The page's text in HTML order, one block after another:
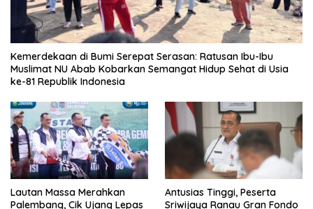
Kemerdekaan di Bumi Serepat Serasan: Ratusan Ibu-Ibu
Muslimat NU Abab Kobarkan Semangat Hidup Sehat di Usia
ke-81 Republik Indonesia
Lautan Massa Merahkan
Palembang, Cik Ujang Lepas
Antusias Tinggi, Peserta
Sriwijaya Ranau Gran Fondo